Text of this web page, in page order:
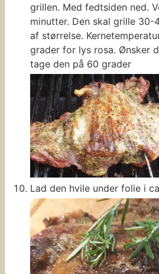
grillen. Med fedtsiden ned.
minutter. Den skal grille
af størrelse.
grader for lys rosa. Ønsker
tage den på 60 grader
Lad den hvile under folie i